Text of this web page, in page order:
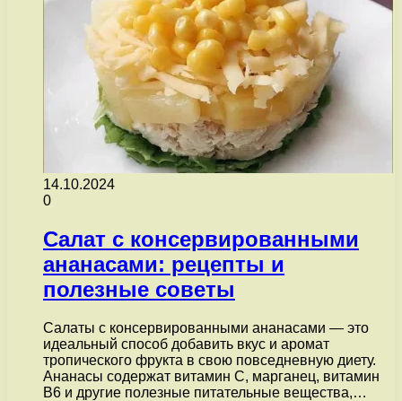
14.10.2024
0
Салат с консервированными
ананасами: рецепты и
полезные советы
Салаты с консервированными ананасами — это
идеальный способ добавить вкус и аромат
тропического фрукта в свою повседневную диету.
Ананасы содержат витамин C, марганец, витамин
В6 и другие полезные питательные вещества,…